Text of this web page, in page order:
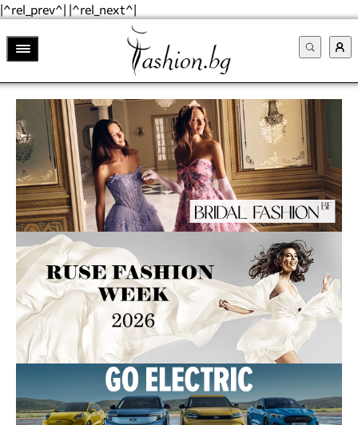
|^rel_prev^| |^rel_next^|